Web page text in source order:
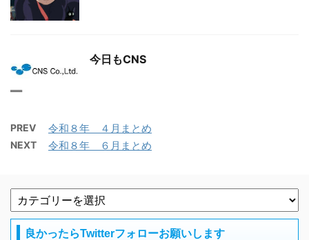
今日もCNS
PREV 令和８年 ４月まとめ
NEXT 令和８年 ６月まとめ
良かったらTwitterフォローお願いします